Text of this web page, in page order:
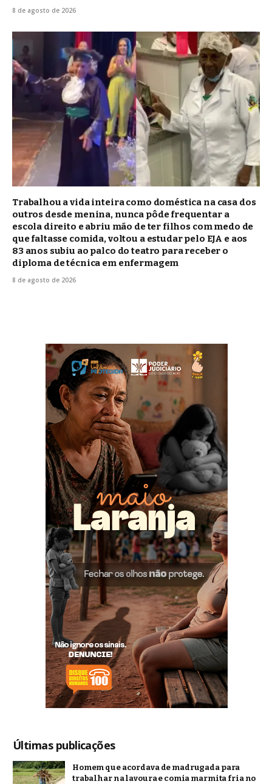
8 de agosto de 2026
Trabalhou a vida inteira como doméstica na casa dos
outros desde menina, nunca pôde frequentar a
escola direito e abriu mão de ter filhos com medo de
que faltasse comida, voltou a estudar pelo EJA e aos
83 anos subiu ao palco do teatro para receber o
diploma de técnica em enfermagem
8 de agosto de 2026
Últimas publicações
Homem que acordava de madrugada para
trabalhar na lavoura e comia marmita fria no